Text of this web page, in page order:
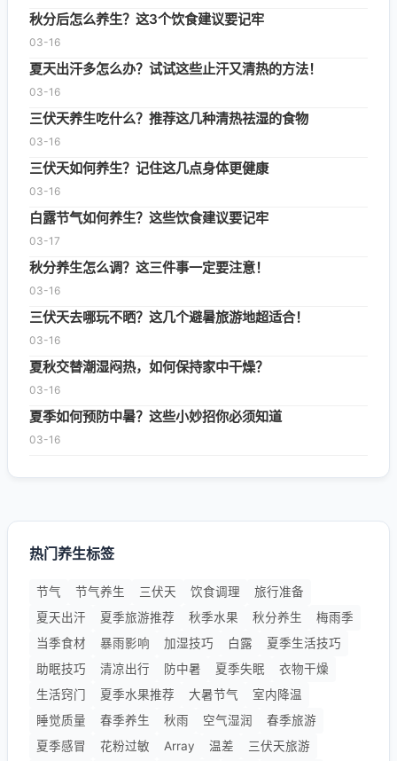
秋分后怎么养生？这3个饮食建议要记牢
03-16
夏天出汗多怎么办？试试这些止汗又清热的方法！
03-16
三伏天养生吃什么？推荐这几种清热祛湿的食物
03-16
三伏天如何养生？记住这几点身体更健康
03-16
白露节气如何养生？这些饮食建议要记牢
03-17
秋分养生怎么调？这三件事一定要注意！
03-16
三伏天去哪玩不晒？这几个避暑旅游地超适合！
03-16
夏秋交替潮湿闷热，如何保持家中干燥？
03-16
夏季如何预防中暑？这些小妙招你必须知道
03-16
热门养生标签
节气 节气养生 三伏天 饮食调理
旅行准备
夏天出汗
夏季旅游推荐 秋季水果 秋分养生
梅雨季
当季食材
暴雨影响 加湿技巧 白露
夏季生活技巧
助眠技巧
清凉出行 防中暑 夏季失眠
衣物干燥
生活窍门
夏季水果推荐 大暑节气
室内降温
睡觉质量
春季养生 秋雨 空气湿润
春季旅游
夏季感冒
花粉过敏 Array 温差 三伏天旅游